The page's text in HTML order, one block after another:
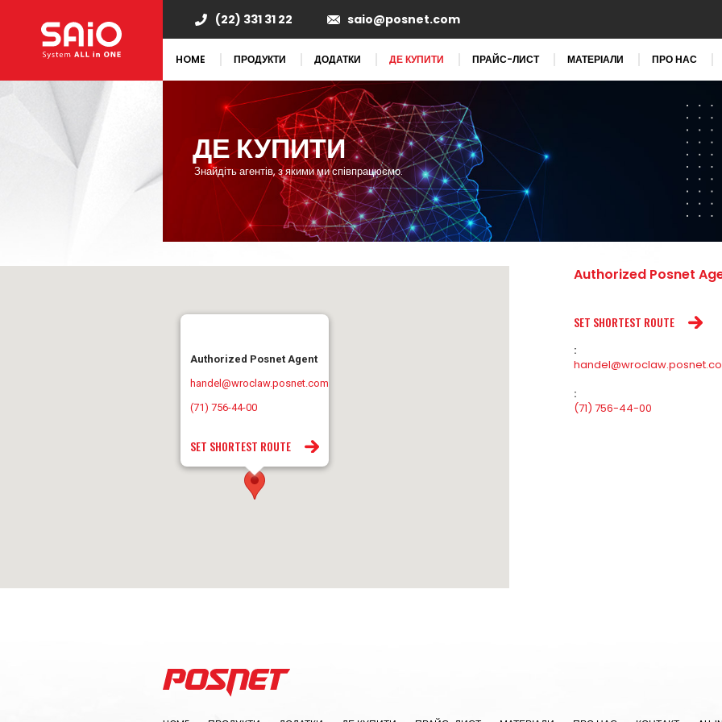
(22) 331 31 22 saio@posnet.com
HOME ПРОДУКТИ ДОДАТКИ ДЕ КУПИТИ ПРАЙС-ЛИСТ МАТЕРІАЛИ ПРО НАС
ДЕ КУПИТИ
Знайдіть агентів, з якими ми співпрацюємо.
Authorized Posnet Agent
handel@wroclaw.posnet.com
(71) 756-44-00
SET SHORTEST ROUTE
Authorized Posnet
SET SHORTEST ROUTE
:
:
(71) 756-44-00